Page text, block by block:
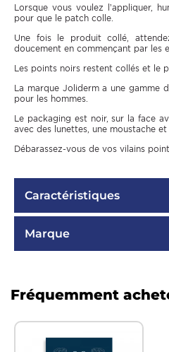
Lorsque vous voulez l’appliquer,
pour que le patch colle.
Une fois le produit collé,
doucement en commençant par les
Les points noirs restent collés et le
La marque Joliderm a une gamme
pour les hommes.
Le packaging est noir, sur la face
avec des lunettes, une moustache
Débarassez-vous de vos vilains
Caractéristiques
Marque
Fréquemment